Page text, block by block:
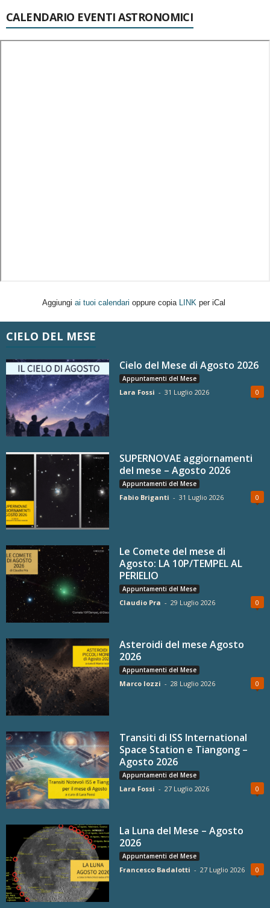
CALENDARIO EVENTI ASTRONOMICI
Aggiungi ai tuoi calendari oppure copia LINK per iCal
CIELO DEL MESE
Cielo del Mese di Agosto 2026
Appuntamenti del Mese
Lara Fossi - 31 Luglio 2026 0
SUPERNOVAE aggiornamenti
del mese – Agosto 2026
Appuntamenti del Mese
Fabio Briganti - 31 Luglio 2026 0
Le Comete del mese di
Agosto: LA 10P/TEMPEL AL
PERIELIO
Appuntamenti del Mese
Claudio Pra - 29 Luglio 2026 0
Asteroidi del mese Agosto
2026
Appuntamenti del Mese
Marco Iozzi - 28 Luglio 2026 0
Transiti di ISS International
Space Station e Tiangong –
Agosto 2026
Appuntamenti del Mese
Lara Fossi - 27 Luglio 2026 0
La Luna del Mese – Agosto
2026
Appuntamenti del Mese
Francesco Badalotti - 27 Luglio 2026 0